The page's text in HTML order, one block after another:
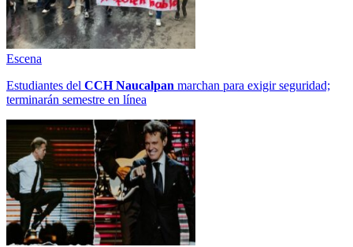
Escena
Estudiantes del CCH Naucalpan marchan para exigir seguridad;
terminarán semestre en línea